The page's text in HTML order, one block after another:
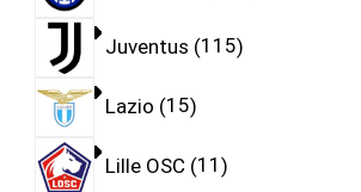
Juventus 115
Lazio 15
Lille OSC 11